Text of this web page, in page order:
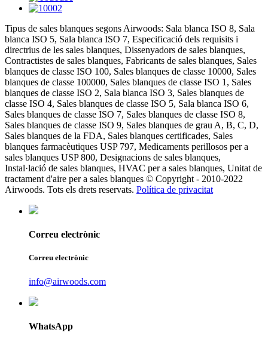
Tipus de sales blanques segons Airwoods: Sala blanca ISO 8, Sala
blanca ISO 5, Sala blanca ISO 7, Especificació dels requisits i
directrius de les sales blanques, Dissenyadors de sales blanques,
Contractistes de sales blanques, Fabricants de sales blanques, Sales
blanques de classe ISO 100, Sales blanques de classe 10000, Sales
blanques de classe 100000, Sales blanques de classe ISO 1, Sales
blanques de classe ISO 2, Sala blanca ISO 3, Sales blanques de
classe ISO 4, Sales blanques de classe ISO 5, Sala blanca ISO 6,
Sales blanques de classe ISO 7, Sales blanques de classe ISO 8,
Sales blanques de classe ISO 9, Sales blanques de grau A, B, C, D,
Sales blanques de la FDA, Sales blanques certificades, Sales
blanques farmacèutiques USP 797, Medicaments perillosos per a
sales blanques USP 800, Designacions de sales blanques,
Instal·lació de sales blanques, HVAC per a sales blanques, Unitat de
tractament d'aire per a sales blanques © Copyright - 2010-2022
Airwoods. Tots els drets reservats. Política de privacitat
Correu electrònic
Correu electrònic
info@airwoods.com
WhatsApp